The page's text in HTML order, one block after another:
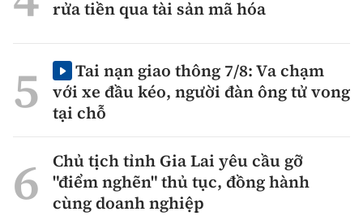
rửa tiền qua tài sản mã hóa
Tai nạn giao thông 7/8: Va chạm
với xe đầu kéo, người đàn ông tử vong
tại chỗ
Chủ tịch tỉnh Gia Lai yêu cầu gỡ
"điểm nghẽn" thủ tục, đồng hành
cùng doanh nghiệp